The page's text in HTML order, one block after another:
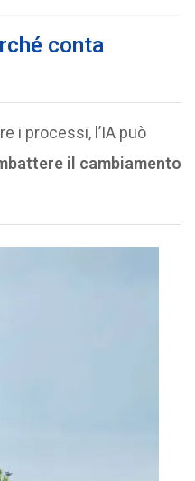
conta
i processi, l’IA può
il cambiamento